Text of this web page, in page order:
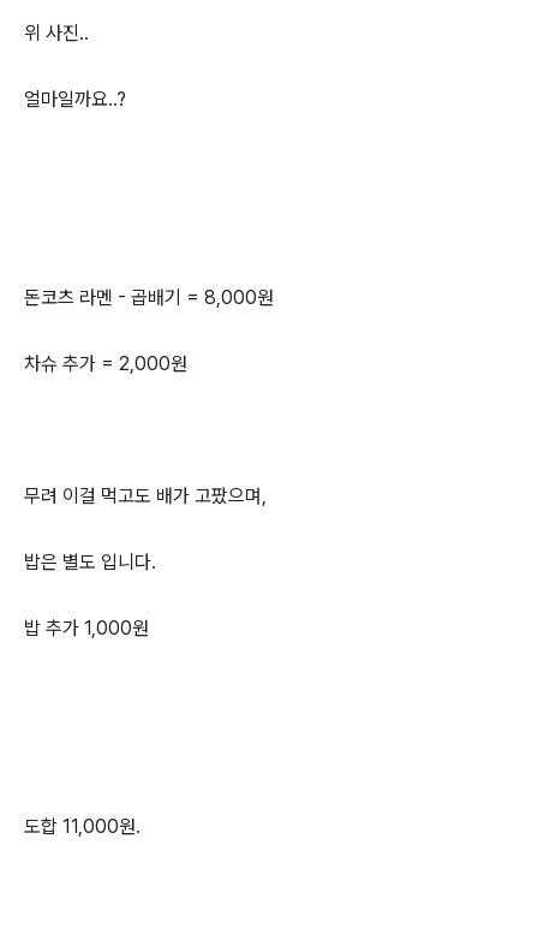
위 사진..
얼마일까요..?
돈코츠 라멘 - 곱배기 = 8,000원
차슈 추가 = 2,000원
무려 이걸 먹고도 배가 고팠으며,
밥은 별도 입니다.
밥 추가 1,000원
도합 11,000원.